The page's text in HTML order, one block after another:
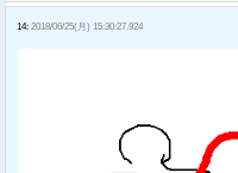
14: 2018/06/25(月) 15:30:27.924